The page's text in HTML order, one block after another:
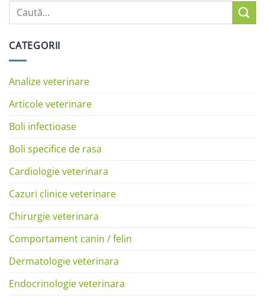
CATEGORII
Analize veterinare
Articole veterinare
Boli infectioase
Boli specifice de rasa
Cardiologie veterinara
Cazuri clinice veterinare
Chirurgie veterinara
Comportament canin / felin
Dermatologie veterinara
Endocrinologie veterinara